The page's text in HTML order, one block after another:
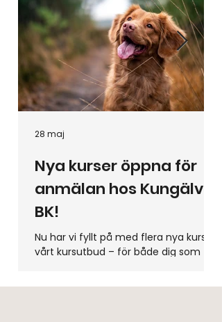
Nya kurser öppna för
anmälan hos Kungälvs
BK!
Nu har vi fyllt på med flera nya kurser i
vårt kursutbud – för både dig som
28 maj